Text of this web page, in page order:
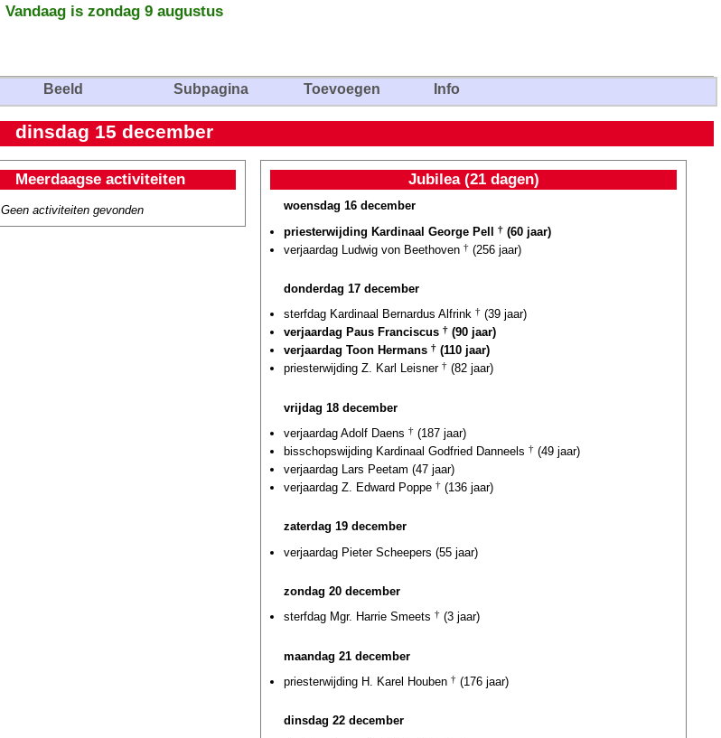
Vandaag is zondag 9 augustus
Beeld Subpagina Toevoegen Info
dinsdag 15 december
Meerdaagse activiteiten
Geen activiteiten gevonden
Jubilea (21 dagen)
woensdag 16 december
priesterwijding Kardinaal George Pell † (60 jaar)
verjaardag Ludwig von Beethoven † (256 jaar)
donderdag 17 december
sterfdag Kardinaal Bernardus Alfrink † (39 jaar)
verjaardag Paus Franciscus † (90 jaar)
verjaardag Toon Hermans † (110 jaar)
priesterwijding Z. Karl Leisner † (82 jaar)
vrijdag 18 december
verjaardag Adolf Daens † (187 jaar)
bisschopswijding Kardinaal Godfried Danneels † (49 jaar)
verjaardag Lars Peetam (47 jaar)
verjaardag Z. Edward Poppe † (136 jaar)
zaterdag 19 december
verjaardag Pieter Scheepers (55 jaar)
zondag 20 december
sterfdag Mgr. Harrie Smeets † (3 jaar)
maandag 21 december
priesterwijding H. Karel Houben † (176 jaar)
dinsdag 22 december